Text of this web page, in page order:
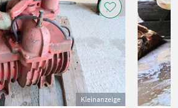
Kleinanzeige